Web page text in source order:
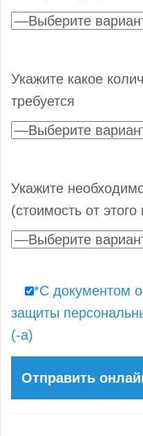
Укажите какое
требуется
Укажите
(стоимость от
*С документом о
защиты
(-а)